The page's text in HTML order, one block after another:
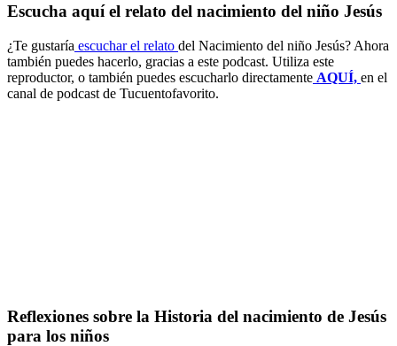
Escucha aquí el relato del nacimiento del niño Jesús
¿Te gustaría escuchar el relato del Nacimiento del niño Jesús? Ahora
también puedes hacerlo, gracias a este podcast. Utiliza este
reproductor, o también puedes escucharlo directamente AQUÍ, en el
canal de podcast de Tucuentofavorito.
Reflexiones sobre la Historia del nacimiento de Jesús
para los niños